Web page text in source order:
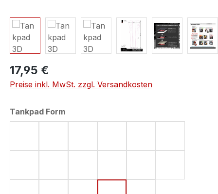
17,95 €
Preise inkl. MwSt. zzgl. Versandkosten
Tankpad Formauswählen